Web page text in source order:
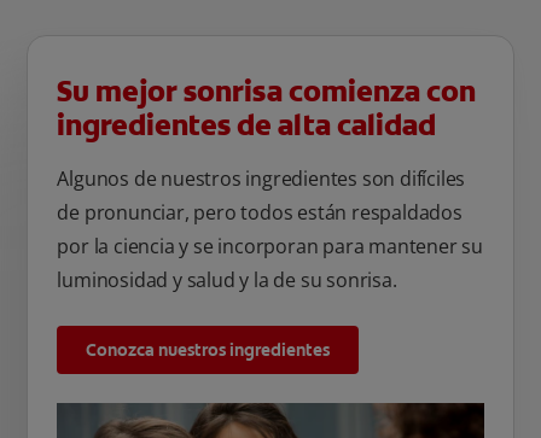
Su mejor sonrisa comienza con
ingredientes de alta calidad
Algunos de nuestros ingredientes son difíciles
de pronunciar, pero todos están respaldados
por la ciencia y se incorporan para mantener su
luminosidad y salud y la de su sonrisa.
Conozca nuestros ingredientes